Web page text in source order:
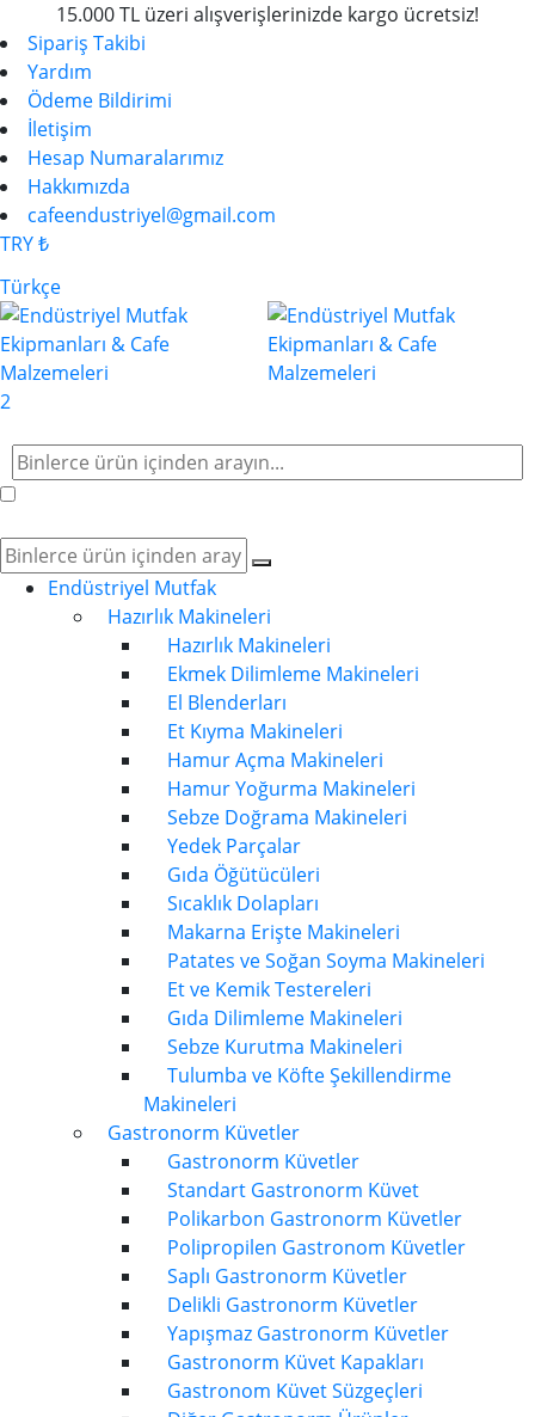
15.000 TL üzeri alışverişlerinizde kargo ücretsiz!
Sipariş Takibi
Yardım
Ödeme Bildirimi
İletişim
Hesap Numaralarımız
Hakkımızda
cafeendustriyel@gmail.com
TRY ₺
Türkçe
2
Endüstriyel Mutfak
Hazırlık Makineleri
Hazırlık Makineleri
Ekmek Dilimleme Makineleri
El Blenderları
Et Kıyma Makineleri
Hamur Açma Makineleri
Hamur Yoğurma Makineleri
Sebze Doğrama Makineleri
Yedek Parçalar
Gıda Öğütücüleri
Sıcaklık Dolapları
Makarna Erişte Makineleri
Patates ve Soğan Soyma Makineleri
Et ve Kemik Testereleri
Gıda Dilimleme Makineleri
Sebze Kurutma Makineleri
Tulumba ve Köfte Şekillendirme
Makineleri
Gastronorm Küvetler
Gastronorm Küvetler
Standart Gastronorm Küvet
Polikarbon Gastronorm Küvetler
Polipropilen Gastronom Küvetler
Saplı Gastronorm Küvetler
Delikli Gastronorm Küvetler
Yapışmaz Gastronorm Küvetler
Gastronorm Küvet Kapakları
Gastronom Küvet Süzgeçleri